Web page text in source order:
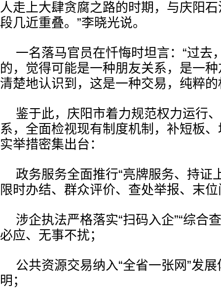
人走上大肆贪腐之路的时期，与庆阳
段几近重叠。”李晓光说。
一名落马官员在忏悔时坦言：“过去
的，觉得可能是一种朋友关系，是一
清楚地认识到，这是一种交易，纯粹的
鉴于此，庆阳市着力规范权力运行
系，全面检视现有制度机制，补短板
实举措密集出台：
政务服务全面推行“亮牌服务、持证
限时办结、群众评价、查处举报、末
涉企执法严格落实“扫码入企”“综合
必应、无事不扰；
公共资源交易纳入“全省一张网”发
明；